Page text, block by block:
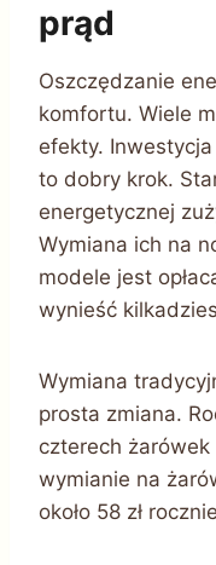
prąd
Oszczędzanie
komfortu. Wiele
efekty.
to dobry krok.
energetycznej
Wymiana ich na
modele jest
wynieść
Wymiana
prosta zmiana.
czterech żarówek
wymianie na
około 58 zł